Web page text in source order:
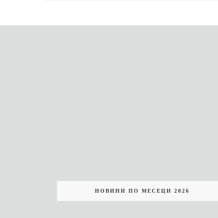
НОВИНИ ПО МЕСЕЦИ 2026